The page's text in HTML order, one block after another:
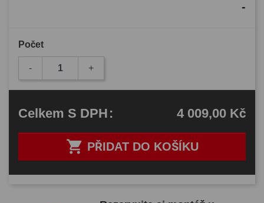
-
Počet
- +
 PŘIDAT DO KOŠÍKU
Celkem S DPH: 4 009,00 Kč